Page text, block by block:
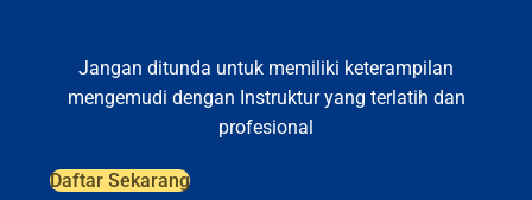
Jangan ditunda untuk memiliki keterampilan
mengemudi dengan Instruktur yang terlatih dan
profesional
Daftar Sekarang